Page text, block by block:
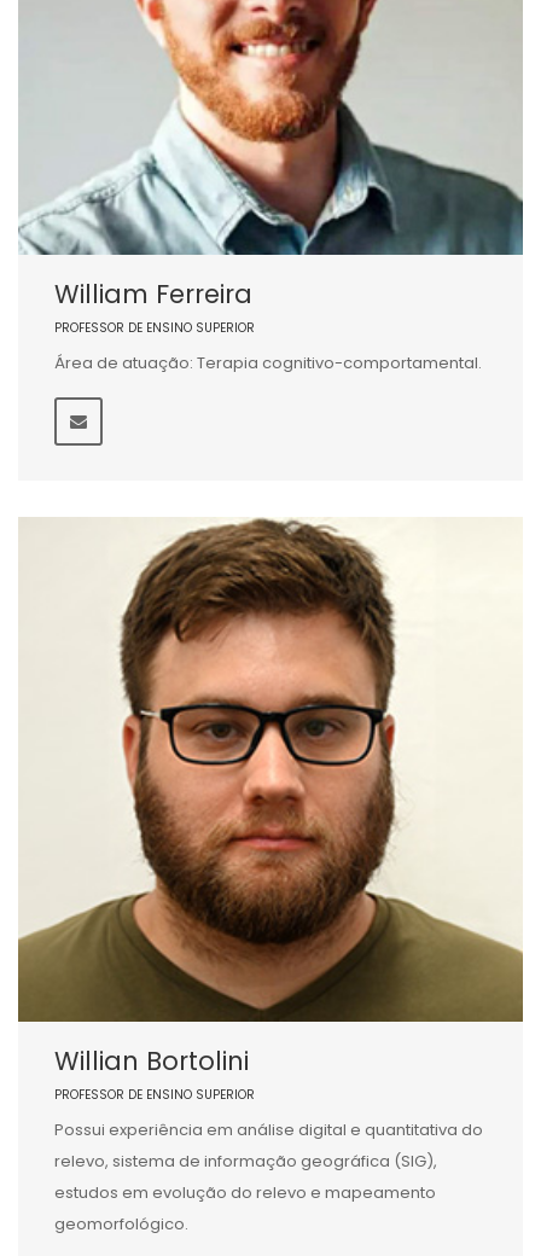
William Ferreira
PROFESSOR DE ENSINO SUPERIOR
Área de atuação: Terapia cognitivo-comportamental.
Willian Bortolini
PROFESSOR DE ENSINO SUPERIOR
Possui experiência em análise digital e quantitativa do
relevo, sistema de informação geográfica (SIG),
estudos em evolução do relevo e mapeamento
geomorfológico.